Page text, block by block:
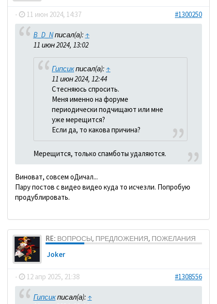
- 11 июн 2024, 14:37 #1300250
B_D_Nписал(а): ↑
11 июн 2024, 13:02
Гипсикписал(а): ↑
11 июн 2024, 12:44
Стесняюсь спросить.
Меня именно на форуме
периодически подчищают или мне
уже мерещится?
Если да, то какова причина?
Мерещится, только спамботы удаляются.
Виноват, совсем оДичал...
Пару постов с видео видео куда то исчезли. Попробую
продублировать.
RE: ВОПРОСЫ, ПРЕДЛОЖЕНИЯ, ПОЖЕЛАНИЯ
Joker
- 12 апр 2025, 21:38 #1308556
Гипсикписал(а): ↑